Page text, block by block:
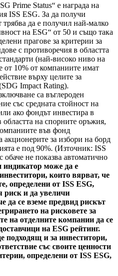
Prime Status“ е награда на
ISS ESG. За да получи
трябва да е получил най-малко
на ESG“ от 50 и също така
прагове за критерии за
с противоречия в областта
(най-високо ниво на
от 10% от компаниите имат
върху целите за
Impact Rating).
са въглероден
със средната стойност на
ако фондът инвестира в
на спорните оръжия,
във фонд
акционерите за избори на борд
е под 90%. (Източник: ISS
обаче не показва автоматично
индикатор може да е
които вярват, че
определени от ISS ESG,
и да увеличи
да се вземе предвид рискът
на рисковете за
на отделните компании да се
на ESG рейтинг.
подходящ и за инвеститори,
със своите ценности
определени от ISS ESG,